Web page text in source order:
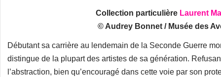
Collection particulière Laurent
© Audrey Bonnet / Musée des
Débutant sa carrière au lendemain de la Seconde Guerre
distingue de la plupart des artistes de sa génération.
l’abstraction, bien qu’encouragé dans cette voie par son